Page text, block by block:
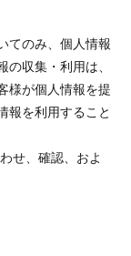
てのみ、個人情報
の収集・利用は、
様が個人情報を提
報を利用すること
せ、確認、およ